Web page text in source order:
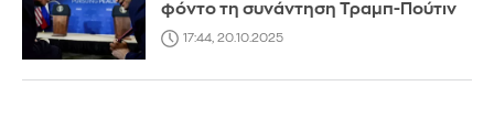
φόντο τη συνάντηση Τραμπ-Πούτιν
17:44, 20.10.2025